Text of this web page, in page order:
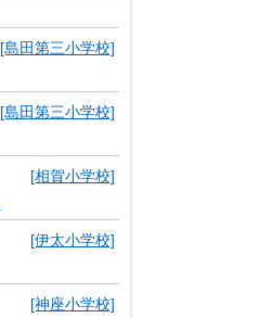
[島田第三小学校]
[島田第三小学校]
[相賀小学校]
[伊太小学校]
[神座小学校]